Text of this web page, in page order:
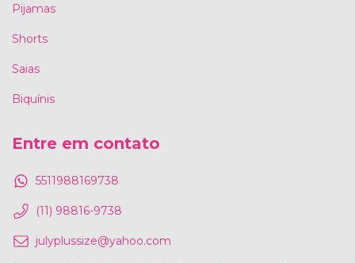
Pijamas
Shorts
Saias
Biquínis
Entre em contato
5511988169738
(11) 98816-9738
julyplussize@yahoo.com